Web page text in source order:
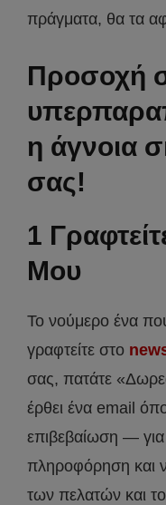
πράγματα, θα τα
Προσοχή
η άγνοια
σας!
1
Μου
Το νούμερο ένα
γραφτείτε στο
σας, πατάτε
έρθει ένα email
επιβεβαίωση —
πληροφόρηση και
των πελατών και